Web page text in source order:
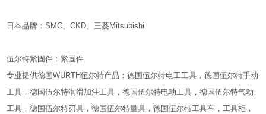
日本品牌：SMC、CKD、三菱Mitsubishi
伍尔特紧固件：紧固件
专业提供德国WURTH伍尔特产品：德国伍尔特电工工具，德国伍尔特手动
工具，德国伍尔特润滑加注工具，德国伍尔特电动工具，德国伍尔特气动
工具，德国伍尔特刃具，德国伍尔特量具，德国伍尔特工具车，工具柜，